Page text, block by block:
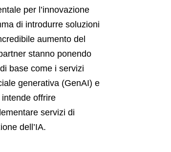
per l’innovazione
di introdurre soluzioni
aumento del
stanno ponendo
base come i servizi
generativa (GenAI) e
offrire
servizi di
dell’IA.